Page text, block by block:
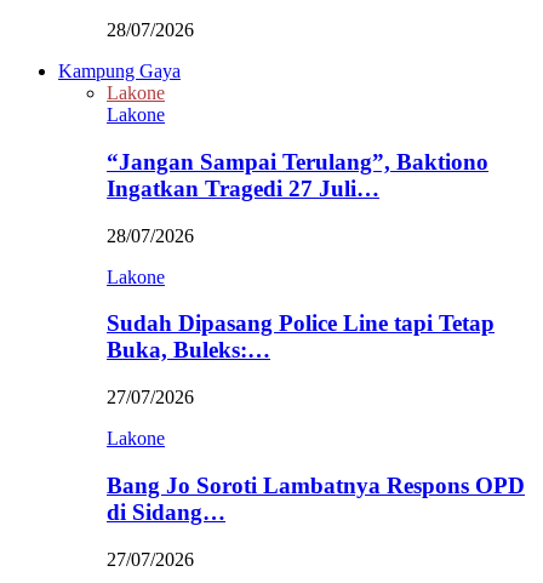
28/07/2026
Kampung Gaya
Lakone
Lakone
“Jangan Sampai Terulang”, Baktiono
Ingatkan Tragedi 27 Juli…
28/07/2026
Lakone
Sudah Dipasang Police Line tapi Tetap
Buka, Buleks:…
27/07/2026
Lakone
Bang Jo Soroti Lambatnya Respons OPD
di Sidang…
27/07/2026